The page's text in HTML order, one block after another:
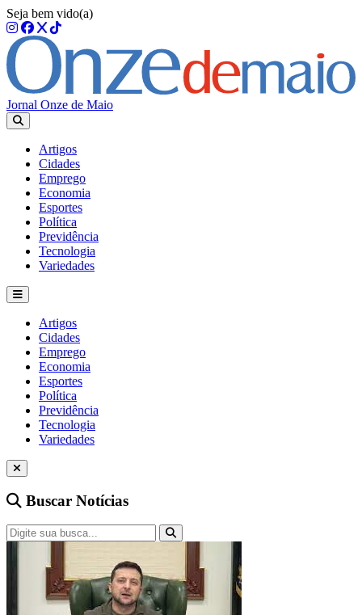
Seja bem vido(a)
Jornal Onze de Maio
Artigos
Cidades
Emprego
Economia
Esportes
Política
Previdência
Tecnologia
Variedades
Artigos
Cidades
Emprego
Economia
Esportes
Política
Previdência
Tecnologia
Variedades
Buscar Notícias